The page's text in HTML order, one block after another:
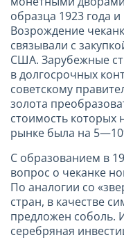
образца 1923 года
Возрождение
связывали с
США. Зарубежные
в долгосрочных
советскому
золота
стоимость
рынке была на
С образованием в
вопрос о чеканке
По аналогии со
стран, в качестве
предложен соболь.
серебряная